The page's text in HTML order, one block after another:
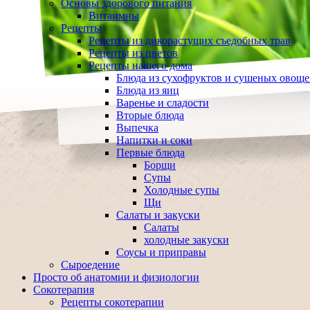
Основы здорового питания
Витаимны
Рецепты
Рецепты из дикорастущих съедобных трав
Рецепты из цветов
Рецепты нашего дома
Блюда из сухофруктов и сушеных
Блюда из яиц
Варенье и сладости
Вторые блюда
Выпечка
Напитки и соки
Первые блюда
Борщи
Супы
Холодные супы
Щи
Салаты и закуски
Салаты
холодные закуски
Соусы и приправы
Сыроедение
Просто об анатомии и физиологии
Сокотерапия
Рецепты сокотерапии